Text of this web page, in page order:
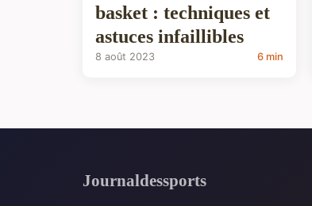
basket : techniques et
astuces infaillibles
8 août 2023 6 min
Journaldessports